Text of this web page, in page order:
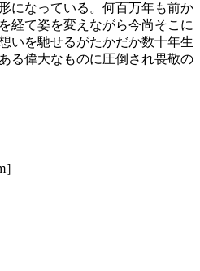
になっている。何百万年も前か
経て姿を変えながら今尚そこに
いを馳せるがたかだか数十年生
る偉大なものに圧倒され畏敬の